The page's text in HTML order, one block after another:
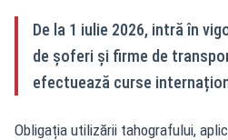
De la 1 iulie 2026, intră în
de șoferi și firme de
efectuează curse
Obligația utilizării tahografului,